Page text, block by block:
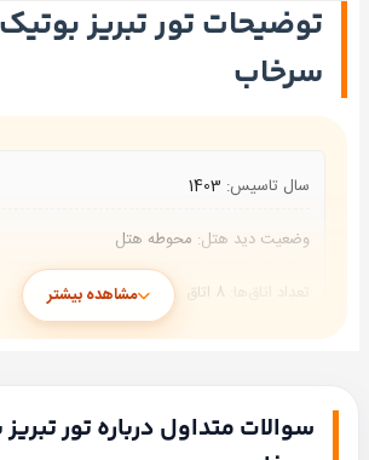
توضیحات تور تبریز
سرخاب
سال تاسیس: 1403
وضعیت دید هتل: محوطه هتل
8 اتاق
ظرفیت لابی:
مشاهده بیشتر
سوالات متداول درباره تور